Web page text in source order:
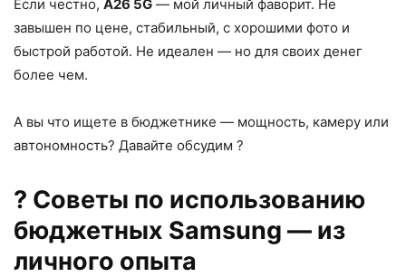
Если честно, A26 5G — мой личный фаворит. Не
завышен по цене, стабильный, с хорошими фото и
быстрой работой. Не идеален — но для своих денег
более чем.
А вы что ищете в бюджетнике — мощность, камеру или
автономность? Давайте обсудим ?
? Советы по использованию
бюджетных Samsung — из
личного опыта